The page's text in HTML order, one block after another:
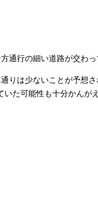
通行の細い道路が交わっ
りは少ないことが予想
た可能性も十分かんが